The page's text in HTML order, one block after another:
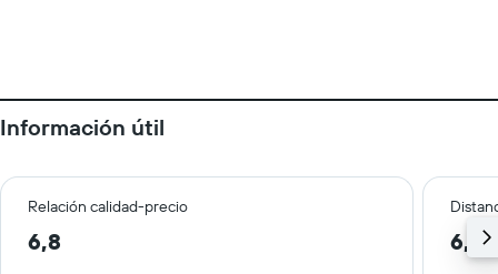
Información útil
Relación calidad-precio
6,8 6,6